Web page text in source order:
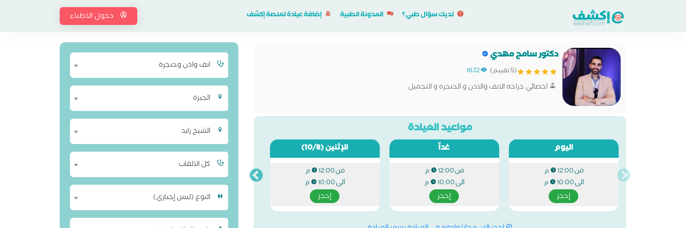
لديك سؤال طبي؟ المدونة الطبية إضافة عيادة لمنصة إكشف دخول الاطباء
دكتور سامح مهدي
(5 تقييم) 1632
اخصائي جراحه الانف والاذن و الحنجره و التجميل
مواعيد العيادة
اليوم
من12:00 م
الى10:00 م
إحجز
غداً
من12:00 م
الى10:00 م
إحجز
الإثنين(10/8)
من12:00 م
الى10:00 م
إحجز
انف واذن وحنجرة
الجيزة
الشيخ زايد
كل الالقاب
النوع (ليس إجباري)